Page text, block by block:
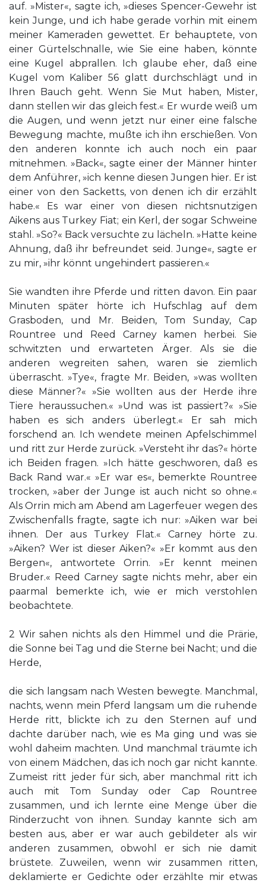
auf. »Mister«, sagte ich, »dieses Spencer-Gewehr ist
kein Junge, und ich habe gerade vorhin mit einem
meiner Kameraden gewettet. Er behauptete, von
einer Gürtelschnalle, wie Sie eine haben, könnte
eine Kugel abprallen. Ich glaube eher, daß eine
Kugel vom Kaliber 56 glatt durchschlägt und in
Ihren Bauch geht. Wenn Sie Mut haben, Mister,
dann stellen wir das gleich fest.« Er wurde weiß um
die Augen, und wenn jetzt nur einer eine falsche
Bewegung machte, mußte ich ihn erschießen. Von
den anderen konnte ich auch noch ein paar
mitnehmen. »Back«, sagte einer der Männer hinter
dem Anführer, »ich kenne diesen Jungen hier. Er ist
einer von den Sacketts, von denen ich dir erzählt
habe.« Es war einer von diesen nichtsnutzigen
Aikens aus Turkey Fiat; ein Kerl, der sogar Schweine
stahl. »So?« Back versuchte zu lächeln. »Hatte keine
Ahnung, daß ihr befreundet seid. Junge«, sagte er
zu mir, »ihr könnt ungehindert passieren.«
Sie wandten ihre Pferde und ritten davon. Ein paar
Minuten später hörte ich Hufschlag auf dem
Grasboden, und Mr. Beiden, Tom Sunday, Cap
Rountree und Reed Carney kamen herbei. Sie
schwitzten und erwarteten Ärger. Als sie die
anderen wegreiten sahen, waren sie ziemlich
überrascht. »Tye«, fragte Mr. Beiden, »was wollten
diese Männer?« »Sie wollten aus der Herde ihre
Tiere heraussuchen.« »Und was ist passiert?« »Sie
haben es sich anders überlegt.« Er sah mich
forschend an. Ich wendete meinen Apfelschimmel
und ritt zur Herde zurück. »Versteht ihr das?« hörte
ich Beiden fragen. »Ich hätte geschworen, daß es
Back Rand war.« »Er war es«, bemerkte Rountree
trocken, »aber der Junge ist auch nicht so ohne.«
Als Orrin mich am Abend am Lagerfeuer wegen des
Zwischenfalls fragte, sagte ich nur: »Aiken war bei
ihnen. Der aus Turkey Flat.« Carney hörte zu.
»Aiken? Wer ist dieser Aiken?« »Er kommt aus den
Bergen«, antwortete Orrin. »Er kennt meinen
Bruder.« Reed Carney sagte nichts mehr, aber ein
paarmal bemerkte ich, wie er mich verstohlen
beobachtete.
2 Wir sahen nichts als den Himmel und die Prärie,
die Sonne bei Tag und die Sterne bei Nacht; und die
Herde,
die sich langsam nach Westen bewegte. Manchmal,
nachts, wenn mein Pferd langsam um die ruhende
Herde ritt, blickte ich zu den Sternen auf und
dachte darüber nach, wie es Ma ging und was sie
wohl daheim machten. Und manchmal träumte ich
von einem Mädchen, das ich noch gar nicht kannte.
Zumeist ritt jeder für sich, aber manchmal ritt ich
auch mit Tom Sunday oder Cap Rountree
zusammen, und ich lernte eine Menge über die
Rinderzucht von ihnen. Sunday kannte sich am
besten aus, aber er war auch gebildeter als wir
anderen zusammen, obwohl er sich nie damit
brüstete. Zuweilen, wenn wir zusammen ritten,
deklamierte er Gedichte oder erzählte mir etwas